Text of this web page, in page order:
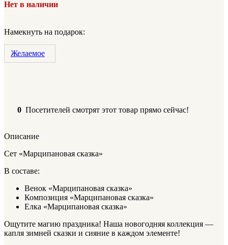
Нет в наличии
Намекнуть на подарок:
Желаемое
0 Посетителей смотрят этот товар прямо сейчас!
Описание
Сет «Марципановая сказка»
В составе:
Венок «Марципановая сказка»
Композиция «Марципановая сказка»
Елка «Марципановая сказка»
Ощутите магию праздника! Наша новогодняя коллекция —
капля зимней сказки и сияние в каждом элементе!